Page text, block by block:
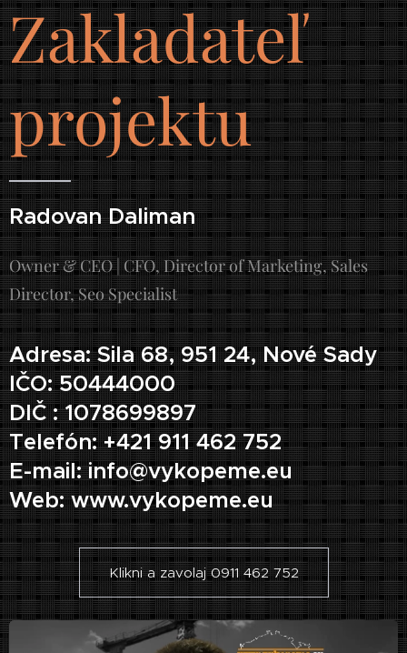
Zakladateľ
projektu
Radovan Daliman
Owner & CEO | CFO, Director of Marketing, Sales
Director, Seo Specialist
Adresa: Sila 68, 951 24, Nové Sady
IČO: 50444000
DIČ : 1078699897
Telefón: +421 911 462 752
E-mail: info@vykopeme.eu
Web: www.vykopeme.eu
Klikni a zavolaj 0911 462 752